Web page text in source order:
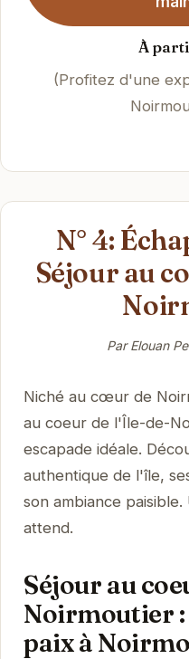
À
(Profitez d'une
N° 4:
Séjour au
Par Elouan
Niché au cœur de
au coeur de l'Île-de-
escapade idéale.
authentique de l'île,
son ambiance
attend.
Séjour au
Noirmoutier :
paix à